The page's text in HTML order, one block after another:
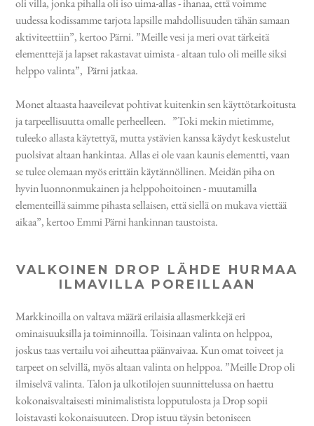
oli villa, jonka pihalla oli iso uima-allas - ihanaa, että voimme
uudessa kodissamme tarjota lapsille mahdollisuuden tähän samaan
aktiviteettiin”, kertoo Pärni. ”Meille vesi ja meri ovat tärkeitä
elementtejä ja lapset rakastavat uimista - altaan tulo oli meille siksi
helppo valinta”, Pärni jatkaa.
Monet altaasta haaveilevat pohtivat kuitenkin sen käyttötarkoitusta
ja tarpeellisuutta omalle perheelleen. ”Toki mekin mietimme,
tuleeko allasta käytettyä, mutta ystävien kanssa käydyt keskustelut
puolsivat altaan hankintaa. Allas ei ole vaan kaunis elementti, vaan
se tulee olemaan myös erittäin käytännöllinen. Meidän piha on
hyvin luonnonmukainen ja helppohoitoinen - muutamilla
elementeillä saimme pihasta sellaisen, että siellä on mukava viettää
aikaa”, kertoo Emmi Pärni hankinnan taustoista.
VALKOINEN DROP LÄHDE HURMAA
ILMAVILLA POREILLAAN
Markkinoilla on valtava määrä erilaisia allasmerkkejä eri
ominaisuuksilla ja toiminnoilla. Toisinaan valinta on helppoa,
joskus taas vertailu voi aiheuttaa päänvaivaa. Kun omat toiveet ja
tarpeet on selvillä, myös altaan valinta on helppoa. ”Meille Drop oli
ilmiselvä valinta. Talon ja ulkotilojen suunnittelussa on haettu
kokonaisvaltaisesti minimalistista lopputulosta ja Drop sopii
loistavasti kokonaisuuteen. Drop istuu täysin betoniseen